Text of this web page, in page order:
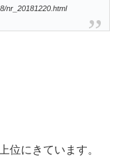
nr_20181220.html
位にきています。